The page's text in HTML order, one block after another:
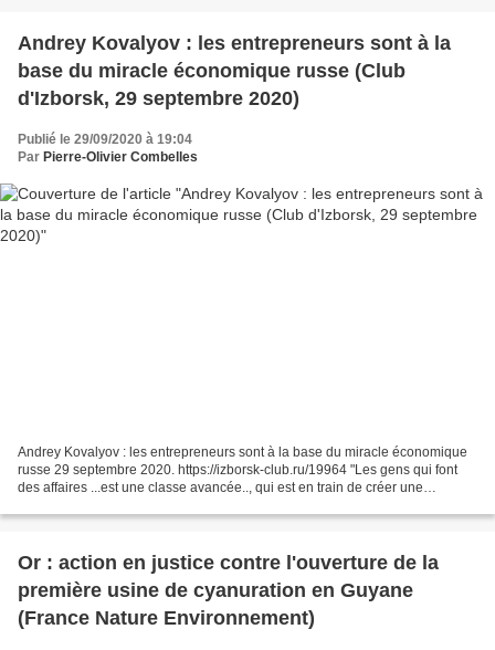
Andrey Kovalyov : les entrepreneurs sont à la
base du miracle économique russe (Club
d'Izborsk, 29 septembre 2020)
Publié le 29/09/2020 à 19:04
Par Pierre-Olivier Combelles
Andrey Kovalyov : les entrepreneurs sont à la base du miracle économique
russe 29 septembre 2020. https://izborsk-club.ru/19964 "Les gens qui font
des affaires ...est une classe avancée.., qui est en train de créer une
Or : action en justice contre l'ouverture de la
première usine de cyanuration en Guyane
(France Nature Environnement)